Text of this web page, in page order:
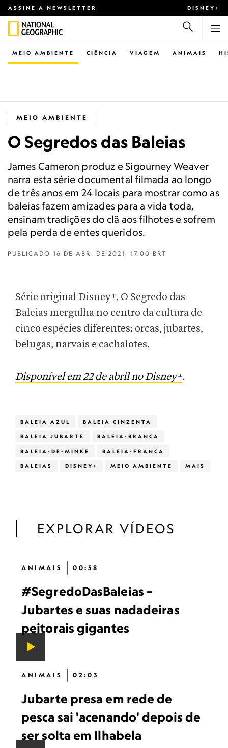
ASSINE A NEWSLETTER DISNEY+
CIÊNCIA VIAGEM ANIMAIS
MEIO AMBIENTE
MEIO AMBIENTE
O Segredos das Baleias
James Cameron produz e Sigourney Weaver
narra esta série documental filmada ao longo
de três anos em 24 locais para mostrar como as
baleias fazem amizades para a vida toda,
ensinam tradições do clã aos filhotes e sofrem
pela perda de entes queridos.
PUBLICADO 16 DE ABR. DE 2021, 17:00 BRT
Série original Disney+, O Segredo das
Baleias mergulha no centro da cultura de
cinco espécies diferentes: orcas, jubartes,
belugas, narvais e cachalotes.
Disponível em 22 de abril no Disney+.
BALEIA AZUL BALEIA CINZENTA
BALEIA JUBARTE BALEIA-BRANCA
BALEIA-DE-MINKE BALEIA-FRANCA
BALEIAS DISNEY+ MEIO AMBIENTE MAIS
EXPLORAR VÍDEOS
ANIMAIS 00:58
#SegredoDasBaleias –
Jubartes e suas nadadeiras
peitorais gigantes
ANIMAIS 02:03
Jubarte presa em rede de
pesca sai 'acenando' depois de
ser solta em Ilhabela